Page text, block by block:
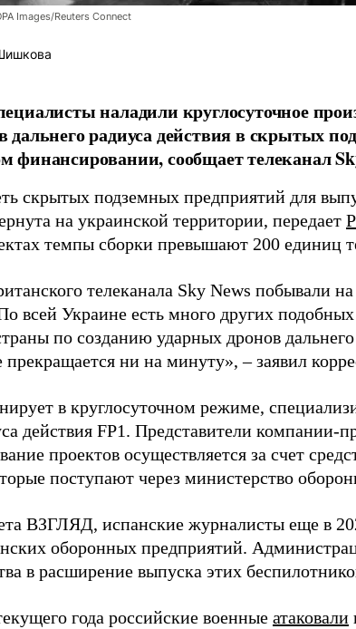
Images/Reuters Connect
наладили круглосуточное
дальнего радиуса действия в скрытых
финансировании, сообщает телеканал
скрытых подземных предприятий для
на украинской территории, передает
темпы сборки превышают 200 единиц
телеканала Sky News побывали
всей Украине есть много других
по созданию ударных дронов
прекращается ни на минуту», – заявил
в круглосуточном режиме,
действия FP1. Представители компании-
проектов осуществляется за счет
поступают через министерство
ВЗГЛЯД, испанские журналисты еще в
оборонных предприятий.
в расширение выпуска этих
года российские военные атаковали